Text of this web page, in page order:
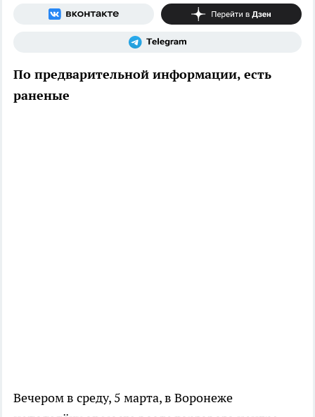
По предварительной информации, есть
раненые
Вечером в среду, 5 марта, в Воронеже